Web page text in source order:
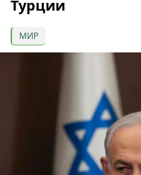
Турции
МИР